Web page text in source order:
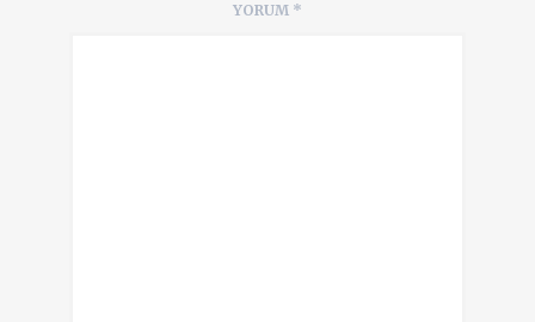
YORUM *